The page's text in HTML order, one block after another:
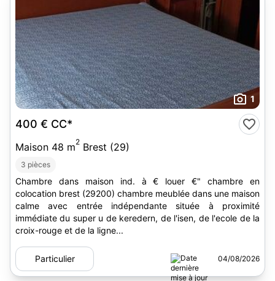
1
400 € CC*
Maison 48 m2 Brest (29)
3 pièces
Chambre dans maison ind. à € louer €" chambre en
colocation brest (29200) chambre meublée dans une maison
calme avec entrée indépendante située à proximité
immédiate du super u de keredern, de l'isen, de l'ecole de la
croix-rouge et de la ligne...
Particulier 04/08/2026